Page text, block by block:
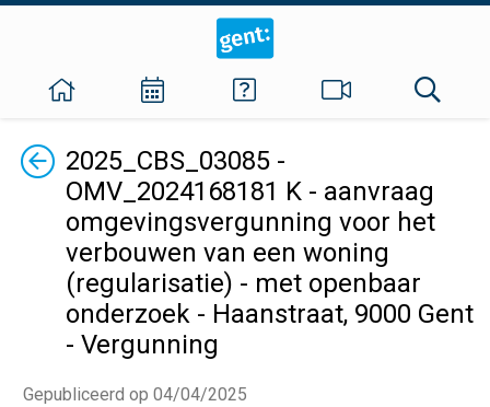
Terug2025_CBS_03085 -
OMV_2024168181 K - aanvraag
omgevingsvergunning voor het
verbouwen van een woning
(regularisatie) - met openbaar
onderzoek - Haanstraat, 9000 Gent
- Vergunning
Gepubliceerd op 04/04/2025